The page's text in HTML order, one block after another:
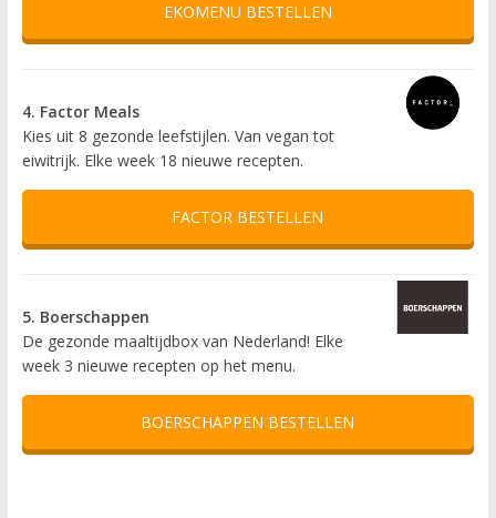
EKOMENU BESTELLEN
4. Factor Meals
Kies uit 8 gezonde leefstijlen. Van vegan tot
eiwitrijk. Elke week 18 nieuwe recepten.
FACTOR BESTELLEN
5. Boerschappen
De gezonde maaltijdbox van Nederland! Elke
week 3 nieuwe recepten op het menu.
BOERSCHAPPEN BESTELLEN